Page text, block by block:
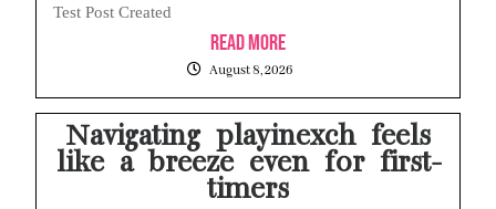
Test Post Created
Read More
August 8, 2026
Navigating playinexch feels
like a breeze even for first-
timers